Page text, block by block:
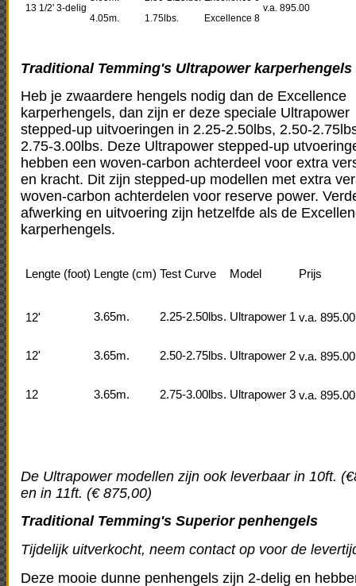
13 1/2' 3-delig
4.05m.
1.75lbs.
Excellence 8
v.a. 895.00
Traditional Temming's Ultrapower karperhengels
Heb je zwaardere hengels nodig dan de Excellence
karperhengels, dan zijn er deze speciale Ultrapower
stepped-up uitvoeringen in 2.25-2.50lbs, 2.50-
2.75-3.00lbs. Deze Ultrapower stepped-up
hebben een woven-carbon achterdeel voor extra
en kracht. Dit zijn stepped-up modellen met extra
woven-carbon achterdelen voor reserve power.
afwerking en uitvoering zijn hetzelfde als de
karperhengels.
Lengte (foot) Lengte (cm) Test Curve Model Prijs
12' 3.65m. 2.25-2.50lbs. Ultrapower 1 v.a. 895.00
12' 3.65m. 2.50-2.75lbs. Ultrapower 2 v.a. 895.00
12 3.65m. 2.75-3.00lbs. Ultrapower 3 v.a. 895.00
De Ultrapower modellen zijn ook leverbaar in 10ft.
en in 11ft. (€ 875,00)
Traditional Temming's Superior penhengels
Tijdelijk uitverkocht, neem contact op voor de
Deze mooie dunne penhengels zijn 2-delig en